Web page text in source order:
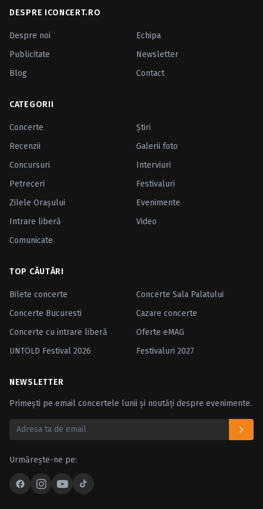
DESPRE ICONCERT.RO
Despre noi
Echipa
Publicitate
Newsletter
Blog
Contact
CATEGORII
Concerte
Ştiri
Recenzii
Galerii foto
Concursuri
Interviuri
Petreceri
Festivaluri
Zilele Oraşului
Evenimente
Intrare liberă
Video
Comunicate
TOP CĂUTĂRI
Bilete concerte
Concerte Sala Palatului
Concerte Bucuresti
Cazare concerte
Concerte cu intrare liberă
Oferte eMAG
UNTOLD Festival 2026
Festivaluri 2027
NEWSLETTER
Primești pe email concertele lunii și noutăți despre evenimente.
Urmărește-ne pe: